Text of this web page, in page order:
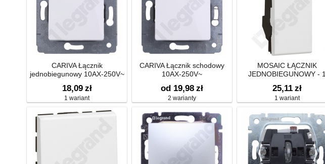
CARIVA Łącznik
jednobiegunowy 10AX-250V~
18,09 zł
1 wariant
CARIVA Łącznik schodowy
10AX-250V~
od 19,98 zł
2 warianty
MOSAIC ŁĄCZNIK
JEDNOBIEGUNOWY - 1
25,11 zł
1 wariant